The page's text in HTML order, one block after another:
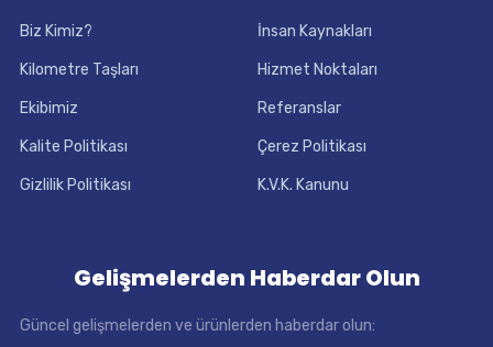
Biz Kimiz? İnsan Kaynakları
Kilometre Taşları Hizmet Noktaları
Ekibimiz Referanslar
Kalite Politikası Çerez Politikası
Gizlilik Politikası K.V.K. Kanunu
Gelişmelerden Haberdar Olun
Güncel gelişmelerden ve ürünlerden haberdar olun: